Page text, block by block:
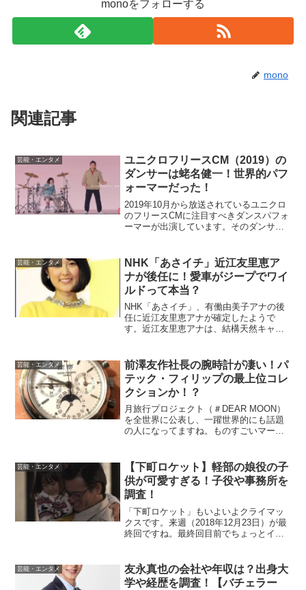
monoをフォローする
mono
関連記事
芸能・エンタメ
ユニクロフリースCM（2019）の
ダンサーは蛯名健一！世界的パフ
ォーマーだった！
2019年10月から放送されているユニクロ
のフリースCMに注目すべきダンスパフォ
ーマーが出演しています。そのダンサー
ませんが、世界的には相当に有名な人で
す。世界的企業で...
芸能・エンタメ
NHK「あさイチ」近江友里恵ア
ナが後任に！愛車がジープでワイ
ルドって本当？
NHK「あさイチ」、有働由美子アナの後
任に近江友里恵アナが確定したようで
す。近江友里恵アナは、結構天然キャラ
ず、愛車は四駆でジープといううわさが
あります。近江友里恵アナが...
芸能・エンタメ
前澤友作社長の腕時計が凄い！パ
テック・フィリップの最上位コレ
クションか！？
月旅行プロジェクト（＃DEAR MOON）
を全世界に公表し、一躍世界的にも話題
の人になってますね。ものすごいマーケ
な事業展開を狙っている前澤友作社長に
とっては、堅実なプ...
芸能・エンタメ
【下町ロケット】軽部の娘役の子
供が可愛すぎる！子役や事務所を
調査！
「下町ロケット」もいよいよクライマッ
クスです。来週（2018年12月23日）が最
終回ですね。最終回目前でちょっとイヤ
族想いの凄いいいヤツだったというドン
デン返しがありま...
芸能・エンタメ
友永真也の会社や年収は？出身大
学や経歴を調査！【バチェラー